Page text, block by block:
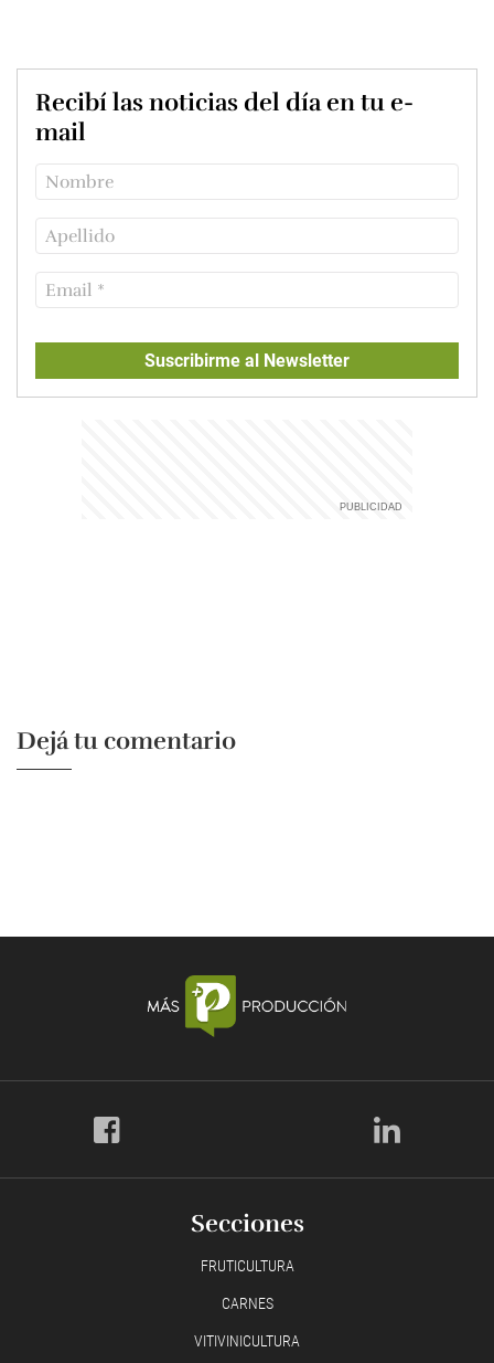
Recibí las noticias del día en tu e-
mail
Suscribirme al Newsletter
Dejá tu comentario
Secciones
FRUTICULTURA
CARNES
VITIVINICULTURA